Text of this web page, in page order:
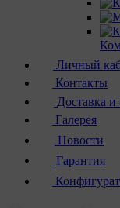
Личный
Контакты
Доставка и
Галерея
Новости
Гарантия